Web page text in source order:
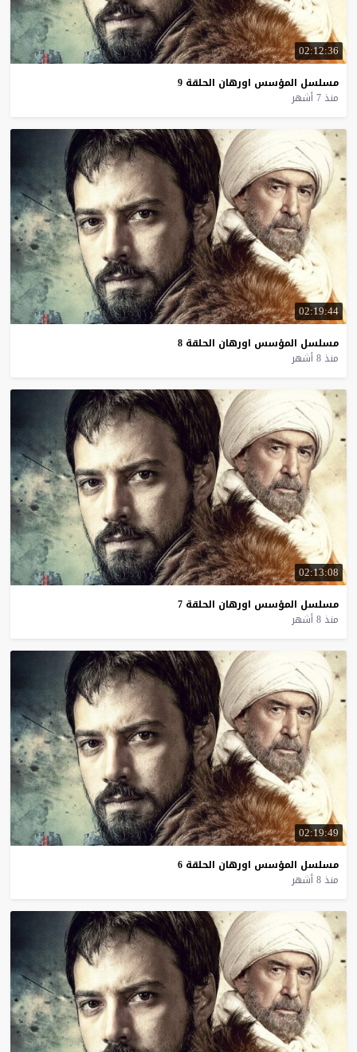
02:12:36
مسلسل المؤسس اورهان الحلقة 9
منذ 7 أشهر
02:19:44
مسلسل المؤسس اورهان الحلقة 8
منذ 8 أشهر
02:13:08
مسلسل المؤسس اورهان الحلقة 7
منذ 8 أشهر
02:19:49
مسلسل المؤسس اورهان الحلقة 6
منذ 8 أشهر